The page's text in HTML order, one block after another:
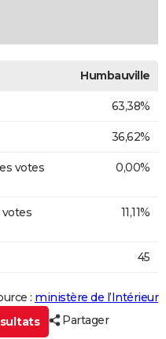
Humbauville
63,38%
36,62%
votes
0,00%
11,11%
45
: ministère de l’Intérieur
Partager